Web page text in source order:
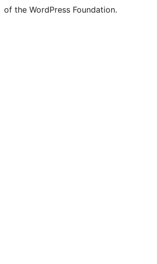
of the WordPress Foundation.